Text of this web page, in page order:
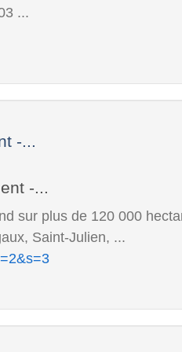
...
-...
sur plus de 120 000
Saint-Julien, ...